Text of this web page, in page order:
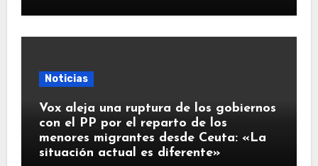
Noticias
Vox aleja una ruptura de los gobiernos
con el PP por el reparto de los
menores migrantes desde Ceuta: «La
situación actual es diferente»